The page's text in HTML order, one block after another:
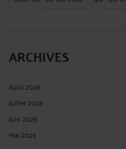
ARCHIVES
Août 2026
Juillet 2026
Juin 2026
Mai 2026